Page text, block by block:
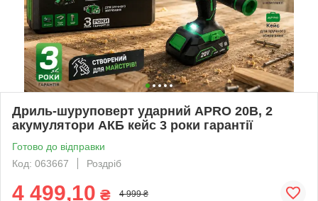
Дриль-шуруповерт ударний APRO 20В, 2
акумулятори АКБ кейс 3 роки гарантії
Готово до відправки
Код: 063667
Роздріб
4 499,10 ₴ 4 999 ₴